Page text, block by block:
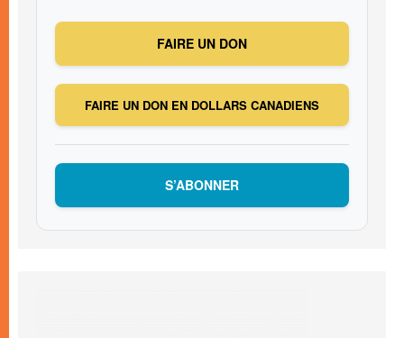
FAIRE UN DON
FAIRE UN DON EN DOLLARS CANADIENS
S’ABONNER